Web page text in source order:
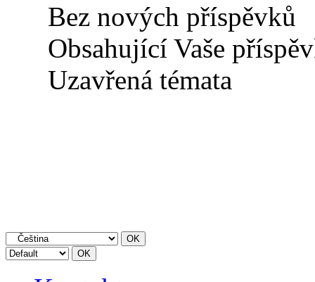
Bez nových příspěvků
Obsahující Vaše
Uzavřená témata